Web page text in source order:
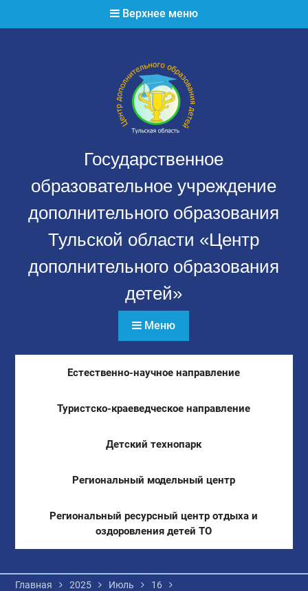
Верхнее меню
Государственное
образовательное учреждение
дополнительного образования
Тульской области «Центр
дополнительного образования
детей»
Меню
Естественно-научное направление
Туристско-краеведческое направление
Детский технопарк
Региональный модельный центр
Региональный ресурсный центр отдыха и
оздоровления детей ТО
Главная 2025 Июль
16